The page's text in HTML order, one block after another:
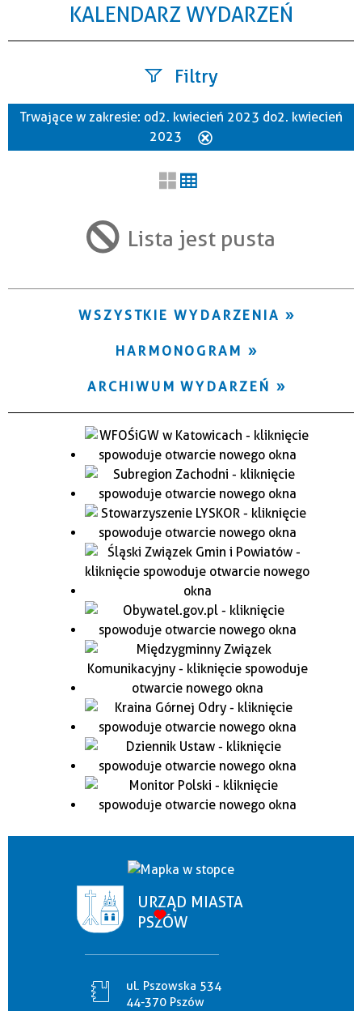
KALENDARZ WYDARZEŃ
Filtry
Szukana fraza
Trwające w zakresie
Trwające w zakresie: od 2. kwiecień 2023 do 2. kwiecień
2023
Lista jest pusta
WSZYSTKIE WYDARZENIA
HARMONOGRAM
ARCHIWUM WYDARZEŃ
URZĄD MIASTA
PSZÓW
ul. Pszowska 534
44-370 Pszów